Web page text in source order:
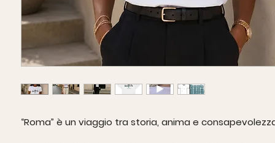
“Roma” è un viaggio tra storia, anima e